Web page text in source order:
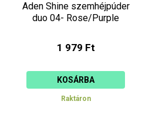
Aden Shine szemhéjpúder
duo 04- Rose/Purple
1 979 Ft
KOSÁRBA
Raktáron